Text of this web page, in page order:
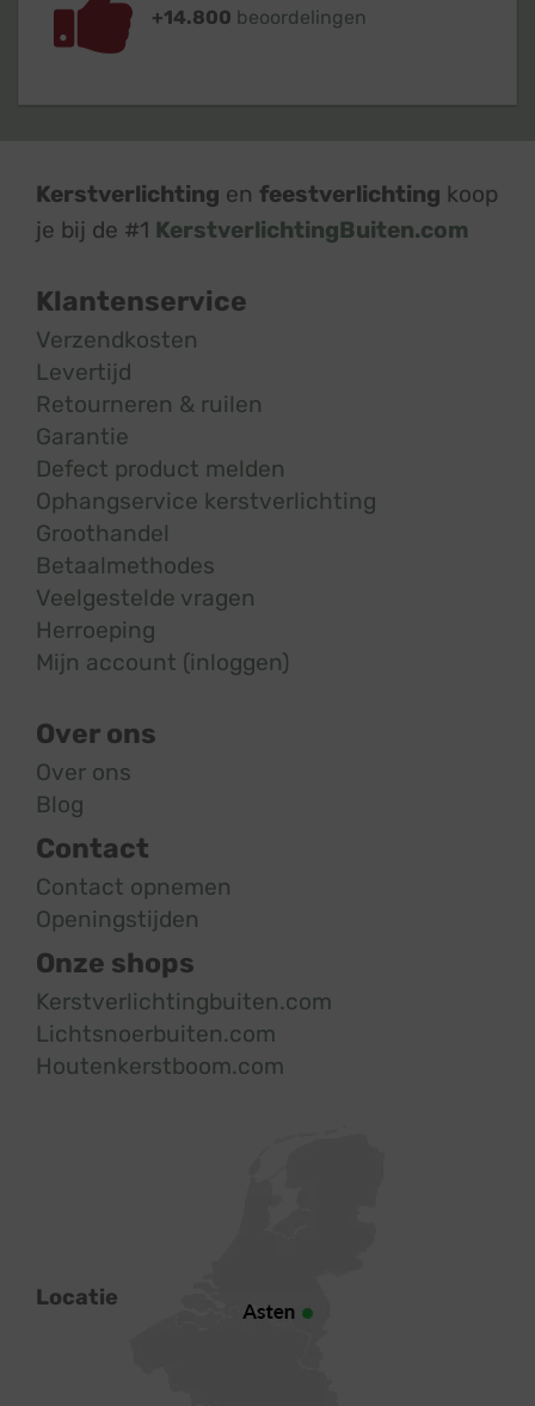
+14.800 beoordelingen
Kerstverlichting en feestverlichting koop
je bij de #1 KerstverlichtingBuiten.com
Klantenservice
Verzendkosten
Levertijd
Retourneren & ruilen
Garantie
Defect product melden
Ophangservice kerstverlichting
Groothandel
Betaalmethodes
Veelgestelde vragen
Herroeping
Mijn account (inloggen)
Over ons
Over ons
Blog
Contact
Contact opnemen
Openingstijden
Onze shops
Kerstverlichtingbuiten.com
Lichtsnoerbuiten.com
Houtenkerstboom.com
Locatie